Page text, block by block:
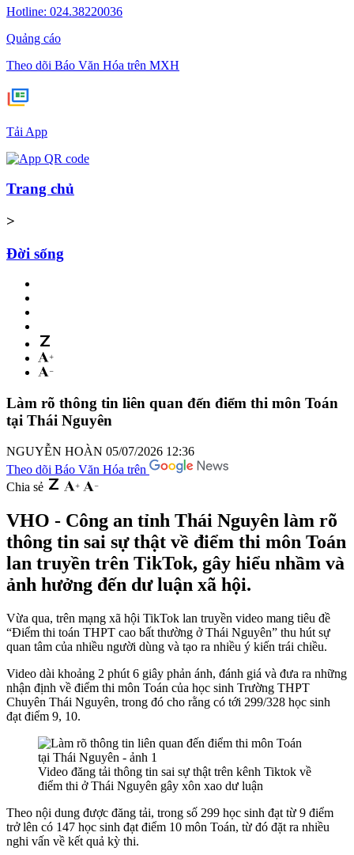
Hotline: 024.38220036
Quảng cáo
Theo dõi Báo Văn Hóa trên MXH
Tải App
Trang chủ
>
Đời sống
Làm rõ thông tin liên quan đến điểm thi môn Toán
tại Thái Nguyên
NGUYỄN HOÀN 05/07/2026 12:36
Theo dõi Báo Văn Hóa trên
Chia sẻ
VHO - Công an tỉnh Thái Nguyên làm rõ
thông tin sai sự thật về điểm thi môn Toán
lan truyền trên TikTok, gây hiểu nhầm và
ảnh hưởng đến dư luận xã hội.
Vừa qua, trên mạng xã hội TikTok lan truyền video mang tiêu đề
“Điểm thi toán THPT cao bất thường ở Thái Nguyên” thu hút sự
quan tâm của nhiều người dùng và tạo ra nhiều ý kiến trái chiều.
Video dài khoảng 2 phút 6 giây phản ánh, đánh giá và đưa ra những
nhận định về điểm thi môn Toán của học sinh Trường THPT
Chuyên Thái Nguyên, trong đó cho rằng có tới 299/328 học sinh
đạt điểm 9, 10.
Video đăng tải thông tin sai sự thật trên kênh Tiktok về
điểm thi ở Thái Nguyên gây xôn xao dư luận
Theo nội dung được đăng tải, trong số 299 học sinh đạt từ 9 điểm
trở lên có 147 học sinh đạt điểm 10 môn Toán, từ đó đặt ra nhiều
nghi vấn về kết quả kỳ thi.